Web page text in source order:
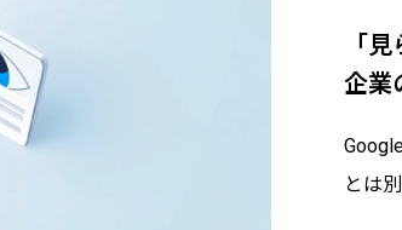
「
企業
とは